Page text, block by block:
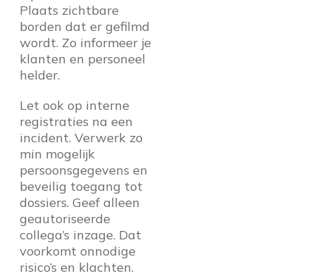
Plaats zichtbare
borden dat er gefilmd
wordt. Zo informeer je
klanten en personeel
helder.
Let ook op interne
registraties na een
incident. Verwerk zo
min mogelijk
persoonsgegevens en
beveilig toegang tot
dossiers. Geef alleen
geautoriseerde
collega’s inzage. Dat
voorkomt onnodige
risico’s en klachten.